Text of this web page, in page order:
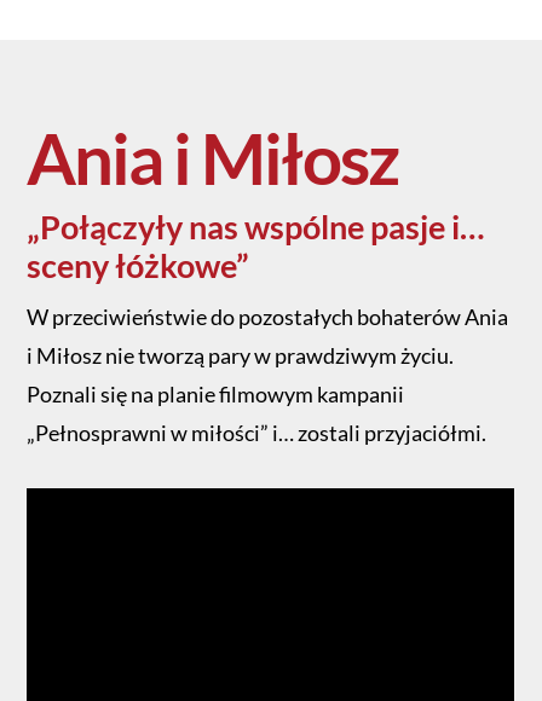
Ania i Miłosz
„Połączyły nas wspólne pasje i…
sceny łóżkowe”
W przeciwieństwie do pozostałych bohaterów Ania
i Miłosz nie tworzą pary w prawdziwym życiu.
Poznali się na planie filmowym kampanii
„Pełnosprawni w miłości” i… zostali przyjaciółmi.